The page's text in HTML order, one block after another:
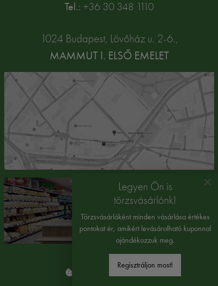
Tel.: +36 30 348 1110
1024 Budapest, Lövőház u. 2-6.,
MAMMUT I. ELSŐ EMELET
×
Legyen Ön is
törzsvásárlónk!
Törzsvásárlóként minden vásárlása értékes
pontokat ér, amikért levásárolható kuponnal
ajándékozzuk meg.
Regisztráljon most!